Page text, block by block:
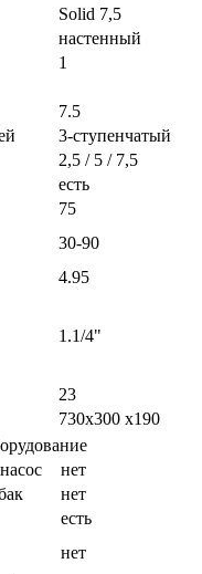
Solid 7,5
настенный
1
7.5
3-ступенчатый
2,5 / 5 / 7,5
есть
75
30-90
4.95
1.1/4"
23
730х300 х190
нет
нет
есть
нет